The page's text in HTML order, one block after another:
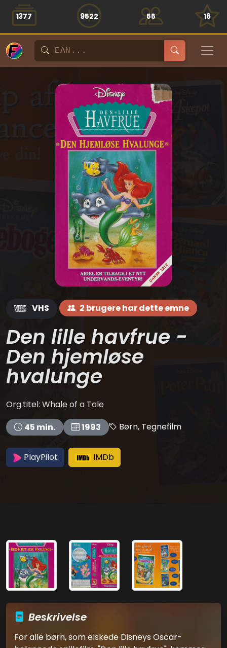
1377 9522 55 16
VHS 2 brugere har dette emne
Den lille havfrue -
Den hjemløse
hvalunge
Org.titel: Whale of a Tale
45 min.
1993 Børn, Tegnefilm
PlayPilot IMDb
Beskrivelse
For alle børn, som elskede Disneys Oscar-